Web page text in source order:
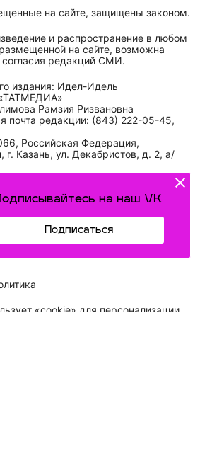
на наш VK
Подписаться
на сайте, защищены законом.
и распространение в любом
на сайте, возможна
согласия редакций СМИ.
издания: Идел-Идель
Рамзия Ризвановна
почта редакции: (843) 222-05-45,
Российская Федерация,
г. Казань, ул. Декабристов, д. 2, а/
Федеральной службой
(Роскомнадзор)
коррупции: idel-kazan@mail.ru
«cookie» для персонализации